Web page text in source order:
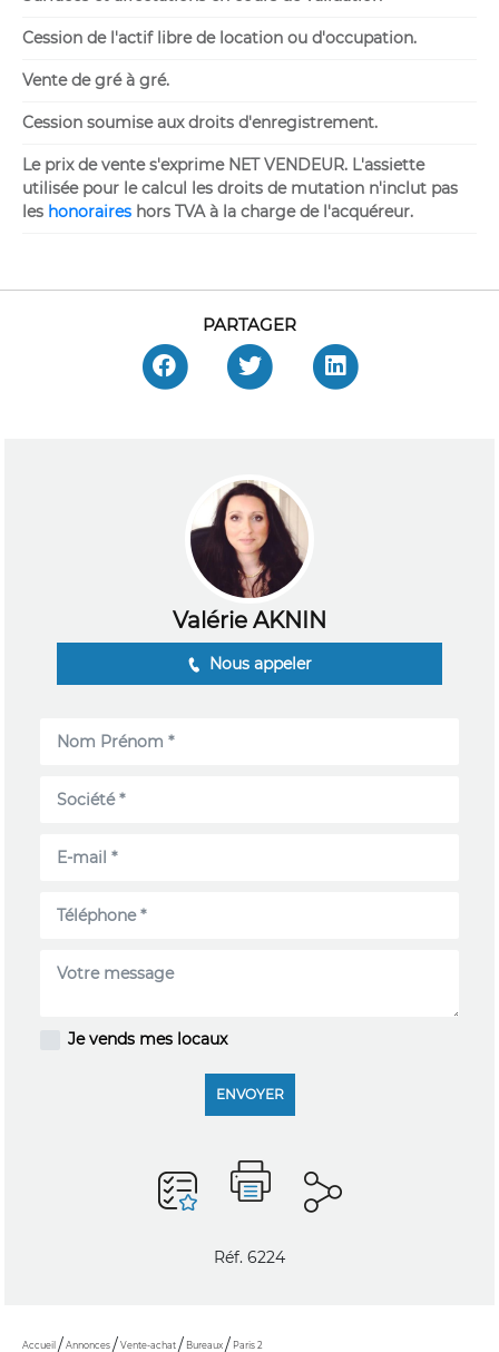
Accueil Annonces Vente-achat Bureaux Paris 2
Cession de l'actif libre de location ou d'occupation.
Vente de gré à gré.
Cession soumise aux droits d'enregistrement.
Le prix de vente s'exprime NET VENDEUR. L'assiette
utilisée pour le calcul les droits de mutation n'inclut pas
les honoraires hors TVA à la charge de l'acquéreur.
PARTAGER
Valérie AKNIN
Nous appeler
Je vends mes locaux
ENVOYER
Réf. 6224